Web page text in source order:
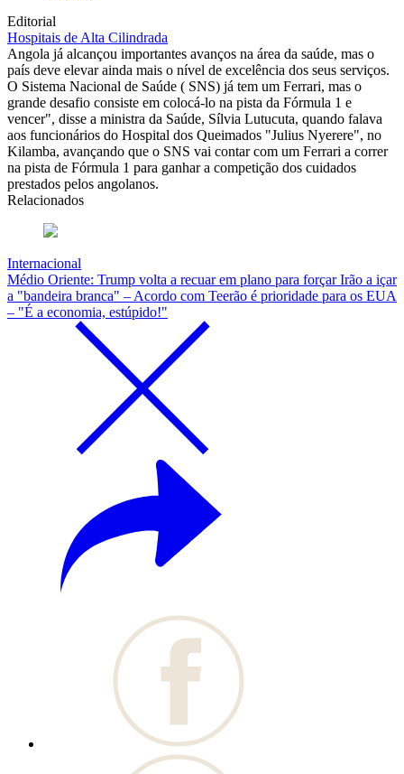
Editorial
Hospitais de Alta Cilindrada
Angola já alcançou importantes avanços na área da saúde, mas o
país deve elevar ainda mais o nível de excelência dos seus serviços.
O Sistema Nacional de Saúde ( SNS) já tem um Ferrari, mas o
grande desafio consiste em colocá-lo na pista da Fórmula 1 e
vencer", disse a ministra da Saúde, Sílvia Lutucuta, quando falava
aos funcionários do Hospital dos Queimados "Julius Nyerere", no
Kilamba, avançando que o SNS vai contar com um Ferrari a correr
na pista de Fórmula 1 para ganhar a competição dos cuidados
prestados pelos angolanos.
Relacionados
Internacional
Médio Oriente: Trump volta a recuar em plano para forçar Irão a içar
a "bandeira branca" – Acordo com Teerão é prioridade para os EUA
– "É a economia, estúpido!"